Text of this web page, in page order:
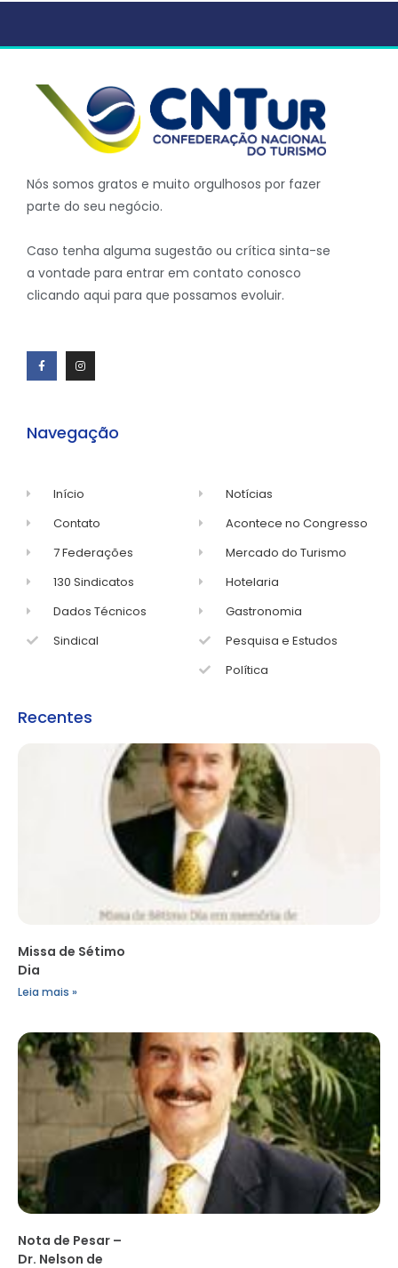
Nós somos gratos e muito orgulhosos por fazer
parte do seu negócio.
Caso tenha alguma sugestão ou crítica sinta-se
a vontade para entrar em contato conosco
clicando aqui para que possamos evoluir.
Navegação
Início
Contato
7 Federações
130 Sindicatos
Dados Técnicos
Sindical
Notícias
Acontece no Congresso
Mercado do Turismo
Hotelaria
Gastronomia
Pesquisa e Estudos
Política
Recentes
Missa de Sétimo
Dia
Leia mais »
Nota de Pesar –
Dr. Nelson de